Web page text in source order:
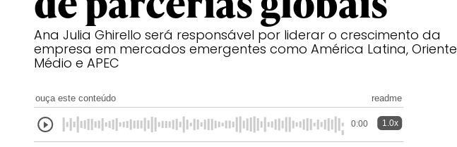
Ana Julia Ghirello será responsável por liderar o crescimento da
empresa em mercados emergentes como América Latina, Oriente
Médio e APEC
ouça este conteúdo readme
0:00 1.0x